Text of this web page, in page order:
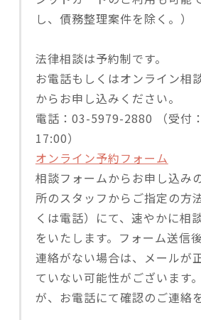
し、債務整理案件を除く。）
法律相談は予約制です。
お電話もしくはオンライン相
からお申し込みください。
電話：03-5979-2880 （受付
17:00）
オンライン予約フォーム
相談フォームからお申し込み
所のスタッフからご指定の方
くは電話）にて、速やかに相
をいたします。フォーム送信
連絡がない場合は、メールが
ていない可能性がございます
が、お電話にて確認のご連絡